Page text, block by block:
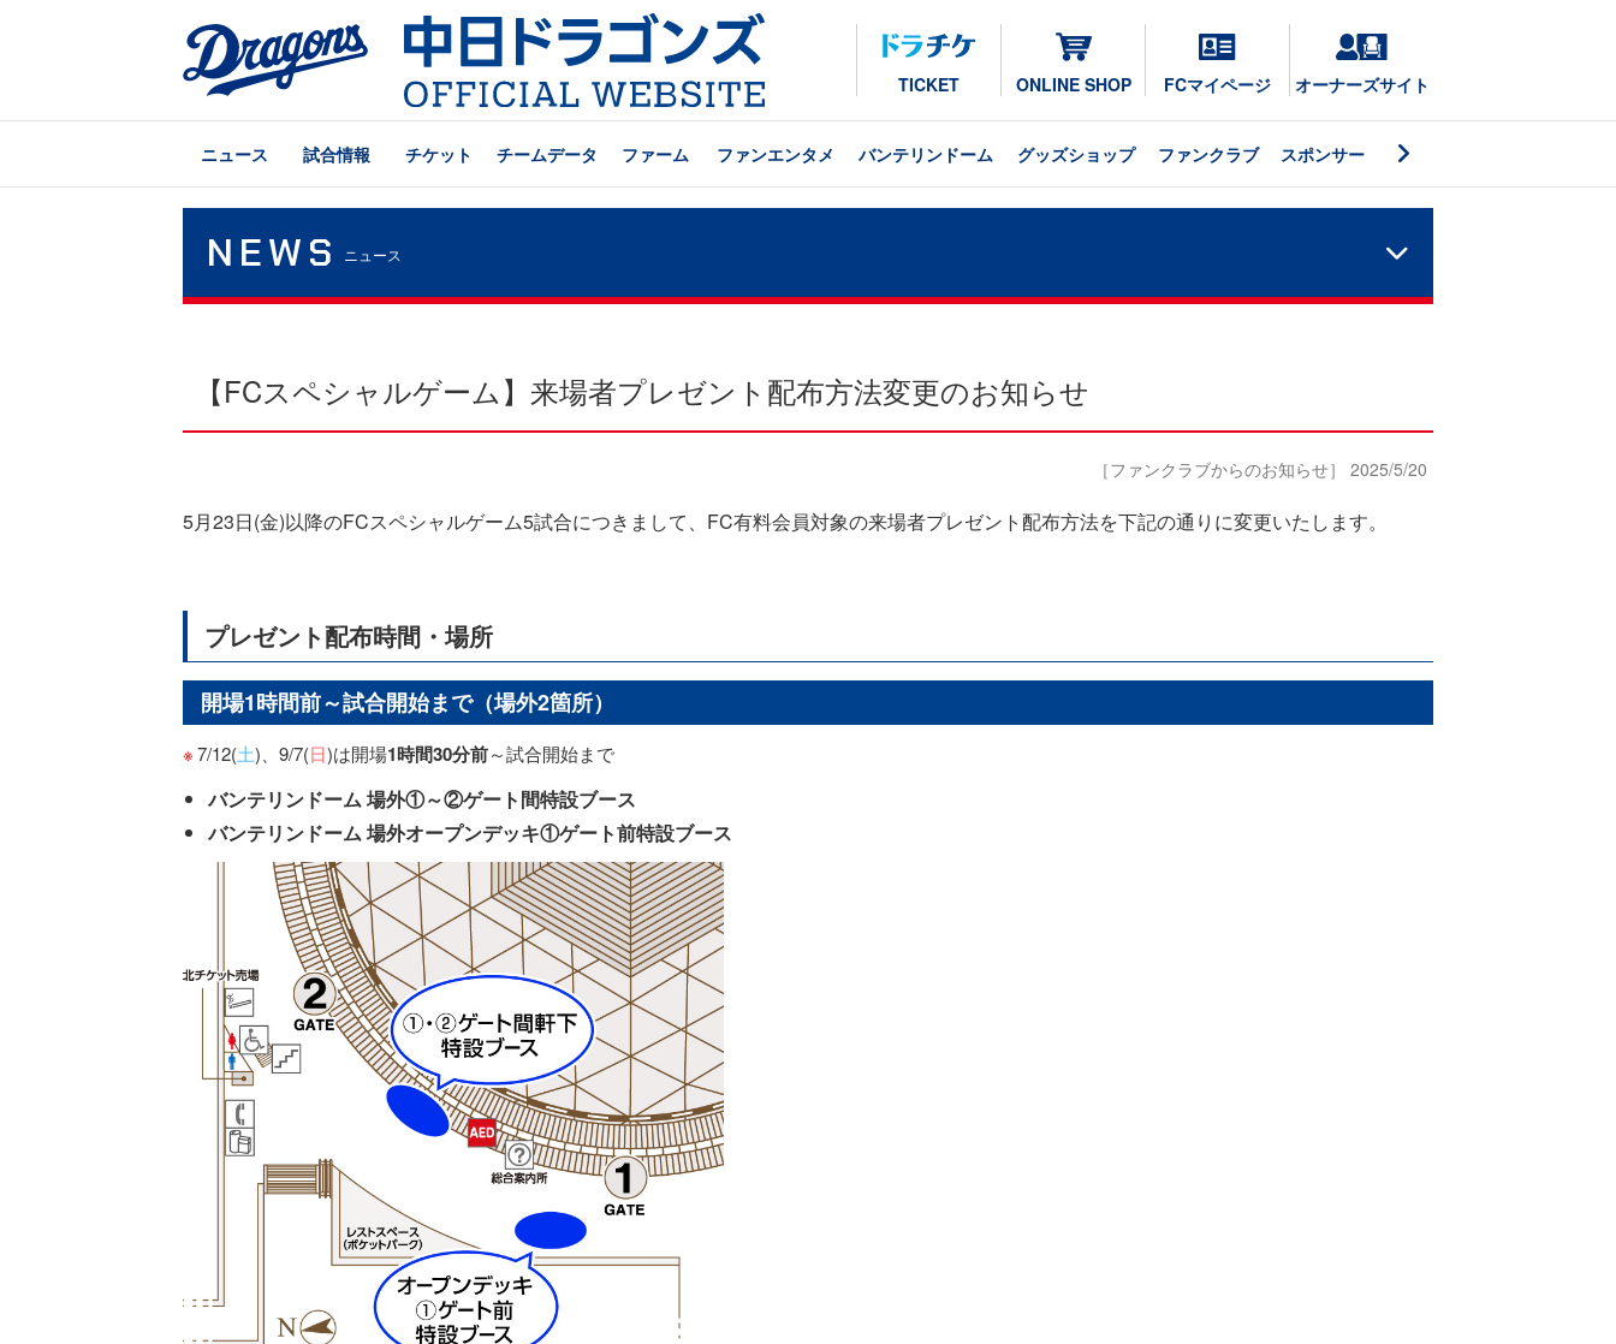
TICKET ONLINE SHOP FCマイページ オーナーズサイト
ニュース 試合情報 チケット チームデータ ファーム ファンエンタメ バンテリンドーム グッズショップ ファンクラブ スポンサー
NEWS ニュース
【FCスペシャルゲーム】来場者プレゼント配布方法変更のお知らせ
［ファンクラブからのお知らせ］ 2025/5/20
5月23日(金)以降のFCスペシャルゲーム5試合につきまして、FC有料会員対象の来場者プレゼント配布方法を下記の通りに変更いたします。
プレゼント配布時間・場所
開場1時間前～試合開始まで（場外2箇所）
7/12(土)、9/7(日)は開場1時間30分前～試合開始まで
バンテリンドーム 場外①～②ゲート間特設ブース
バンテリンドーム 場外オープンデッキ①ゲート前特設ブース